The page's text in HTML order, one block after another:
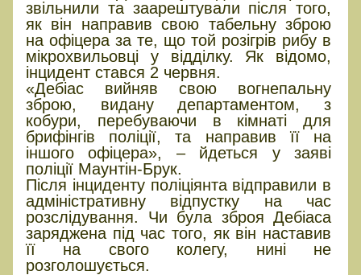
звільнили та заарештували після того,
як він направив свою табельну зброю
на офіцера за те, що той розігрів рибу в
мікрохвильовці у відділку. Як відомо,
інцидент стався 2 червня.
«Дебіас вийняв свою вогнепальну
зброю, видану департаментом, з
кобури, перебуваючи в кімнаті для
брифінгів поліції, та направив її на
іншого офіцера», – йдеться у заяві
поліції Маунтін-Брук.
Після інциденту поліціянта відправили в
адміністративну відпустку на час
розслідування. Чи була зброя Дебіаса
заряджена під час того, як він наставив
її на свого колегу, нині не
розголошується.